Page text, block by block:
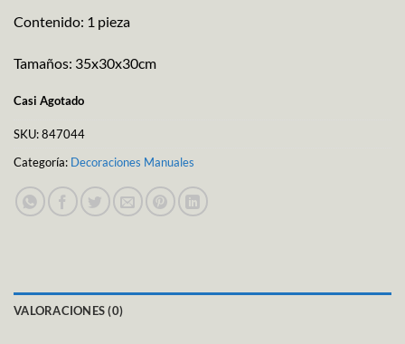
Contenido: 1 pieza
Tamaños: 35x30x30cm
Casi Agotado
SKU:847044
Categoría: Decoraciones Manuales
VALORACIONES (0)